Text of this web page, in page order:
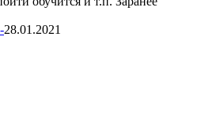
28.01.2021